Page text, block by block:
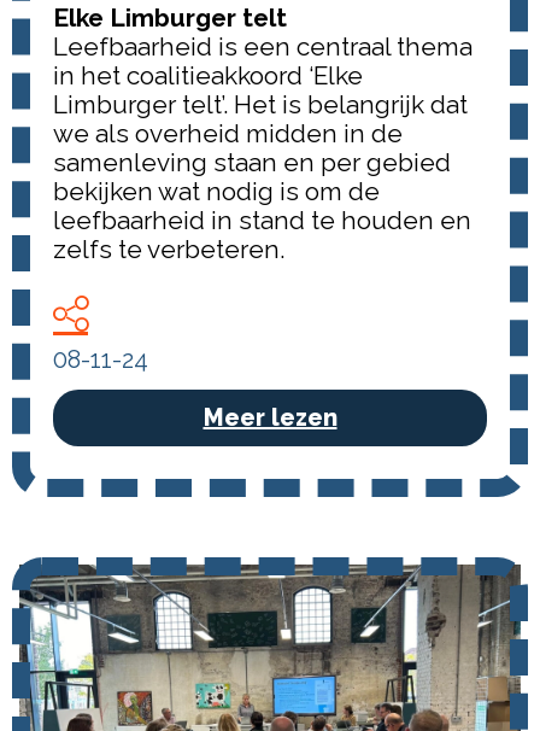
Elke Limburger telt
Leefbaarheid is een centraal thema
in het coalitieakkoord ‘Elke
Limburger telt’. Het is belangrijk dat
we als overheid midden in de
samenleving staan en per gebied
bekijken wat nodig is om de
leefbaarheid in stand te houden en
zelfs te verbeteren.
Meer lezen
08-11-24